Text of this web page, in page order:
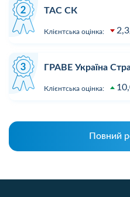
ТАС СК
Клієнтська оцінка: 2,3
ГРАВЕ Україна
Клієнтська оцінка:
Повний